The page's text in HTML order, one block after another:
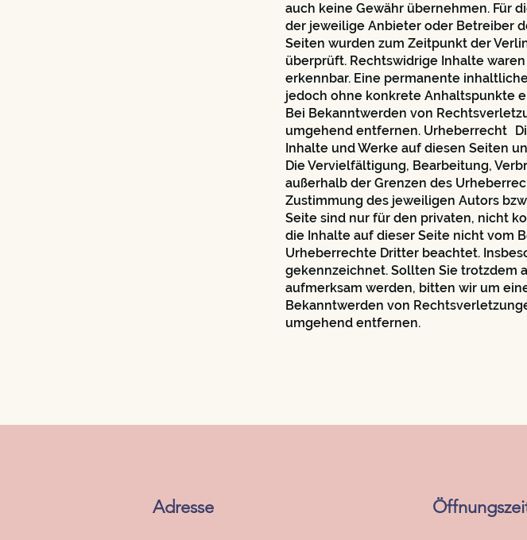
auch keine Gewähr übernehmen. Für
der jeweilige Anbieter oder Betreiber
Seiten wurden zum Zeitpunkt der
überprüft. Rechtswidrige Inhalte
erkennbar. Eine permanente
jedoch ohne konkrete Anhaltspunkte
Bei Bekanntwerden von
umgehend entfernen. Urheberrecht
Inhalte und Werke auf diesen Seiten
Die Vervielfältigung, Bearbeitung,
außerhalb der Grenzen des
Zustimmung des jeweiligen Autors
Seite sind nur für den privaten, nicht
die Inhalte auf dieser Seite nicht vom
Urheberrechte Dritter beachtet.
gekennzeichnet. Sollten Sie trotzdem
aufmerksam werden, bitten wir um
Bekanntwerden von
umgehend entfernen.
Adresse